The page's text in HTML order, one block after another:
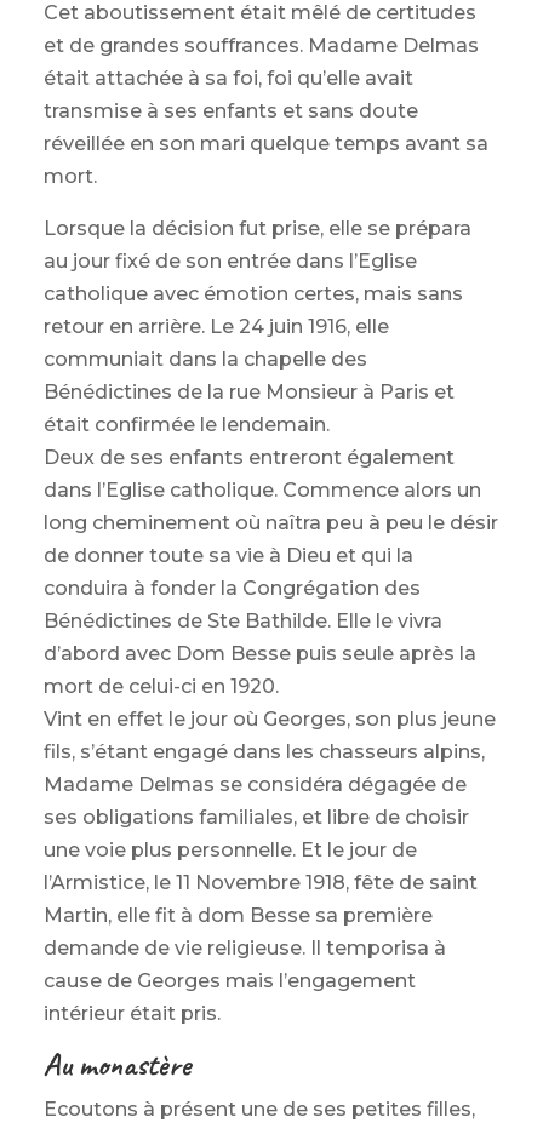
Cet aboutissement était mêlé de certitudes
et de grandes souffrances. Madame Delmas
était attachée à sa foi, foi qu’elle avait
transmise à ses enfants et sans doute
réveillée en son mari quelque temps avant sa
mort.
Lorsque la décision fut prise, elle se prépara
au jour fixé de son entrée dans l’Eglise
catholique avec émotion certes, mais sans
retour en arrière. Le 24 juin 1916, elle
communiait dans la chapelle des
Bénédictines de la rue Monsieur à Paris et
était confirmée le lendemain.
Deux de ses enfants entreront également
dans l’Eglise catholique. Commence alors un
long cheminement où naîtra peu à peu le désir
de donner toute sa vie à Dieu et qui la
conduira à fonder la Congrégation des
Bénédictines de Ste Bathilde. Elle le vivra
d’abord avec Dom Besse puis seule après la
mort de celui-ci en 1920.
Vint en effet le jour où Georges, son plus jeune
fils, s’étant engagé dans les chasseurs alpins,
Madame Delmas se considéra dégagée de
ses obligations familiales, et libre de choisir
une voie plus personnelle. Et le jour de
l’Armistice, le 11 Novembre 1918, fête de saint
Martin, elle fit à dom Besse sa première
demande de vie religieuse. Il temporisa à
cause de Georges mais l’engagement
intérieur était pris.
Au monastère
Ecoutons à présent une de ses petites filles,